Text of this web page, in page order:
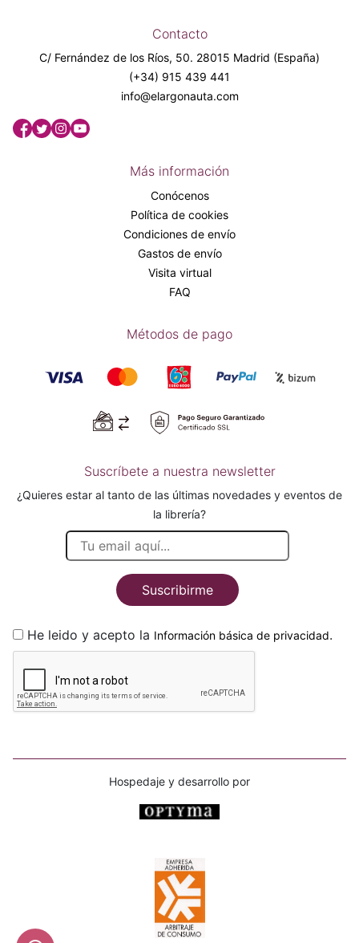
Contacto
C/ Fernández de los Ríos, 50. 28015 Madrid (España)
(+34) 915 439 441
info@elargonauta.com
Más información
Conócenos
Política de cookies
Condiciones de envío
Gastos de envío
Visita virtual
FAQ
Métodos de pago
Suscríbete a nuestra newsletter
¿Quieres estar al tanto de las últimas novedades y eventos de
la librería?
Suscribirme
He leido y acepto la Información básica de privacidad.
Hospedaje y desarrollo por